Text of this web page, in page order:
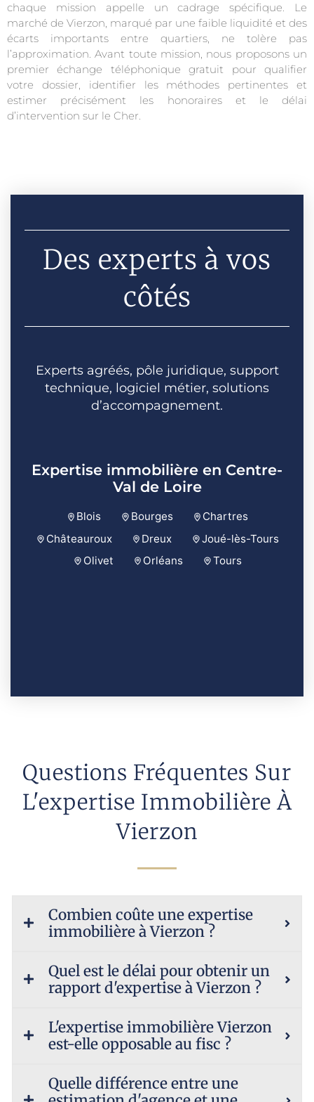
chaque mission appelle un cadrage spécifique. Le
marché de Vierzon, marqué par une faible liquidité et des
écarts importants entre quartiers, ne tolère pas
l’approximation. Avant toute mission, nous proposons un
premier échange téléphonique gratuit pour qualifier
votre dossier, identifier les méthodes pertinentes et
estimer précisément les honoraires et le délai
d’intervention sur le Cher.
Des experts à vos
côtés
Experts agréés, pôle juridique, support
technique, logiciel métier, solutions
d’accompagnement.
Expertise immobilière en Centre-
Val de Loire
Blois Bourges
Chartres
Châteauroux
Dreux
Joué-lès-Tours
Olivet
Orléans Tours
Questions Fréquentes Sur
L'expertise Immobilière À
Vierzon
Combien coûte une expertise
immobilière à Vierzon ?
Quel est le délai pour obtenir un
rapport d'expertise à Vierzon ?
L'expertise immobilière Vierzon
est-elle opposable au fisc ?
Quelle différence entre une